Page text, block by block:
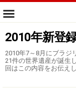
2010年新登
2010年7～8月にブラジ
21件の世界遺産が誕生
回はこの内容をお伝え